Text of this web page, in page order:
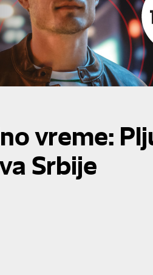
vreme:
Srbije